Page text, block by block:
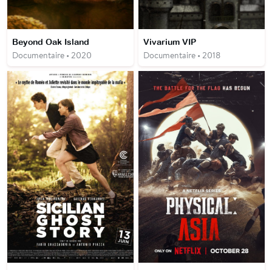
Beyond Oak Island
Documentaire • 2020
Vivarium VIP
Documentaire • 2018